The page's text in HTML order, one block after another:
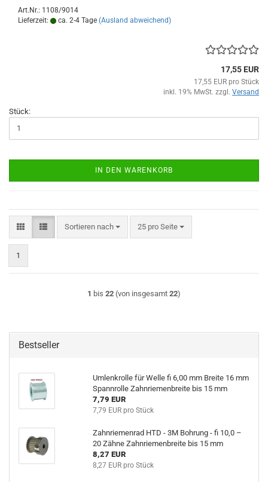
Art.Nr.: 1108/9014
Lieferzeit:
ca. 2-4 Tage (Ausland abweichend)
17,55 EUR
17,55 EUR pro Stück
inkl. 19% MwSt. zzgl. Versand
Stück:
IN DEN WARENKORB
Sortieren nach
Sortieren nach 25 pro Seite
pro Seite
1
1 bis 22 (von insgesamt 22)
Bestseller
Umlenkrolle für Welle fi 6,00 mm Breite 16 mm
Spannrolle Zahnriemenbreite bis 15 mm
7,79 EUR
7,79 EUR pro Stück
Zahnriemenrad HTD - 3M Bohrung - fi 10,0 –
20 Zähne Zahnriemenbreite bis 15 mm
8,27 EUR
8,27 EUR pro Stück